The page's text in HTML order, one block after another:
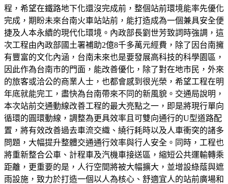
程，希望在鐵路地下化還沒完成前，整個站前環境能率先優化
完成，期盼未來台南火車站站前，能打造成為一個兼具安全便
捷及人本永續的現代化環境。內政部長劉世芳致詞時強調，這
次工程由內政部國土署補助2億8千多萬元經費，除了因台南擁
有豐富的文化內涵，台南未來也是要發展高科技的科學園區，
因此作為台南市的門面，能改善優化，除了對在地市民，外來
的旅客或洽公的商業人士，也都會感到很光榮，希望工程在明
年底就能完工，盡快為台南帶來不同的新風貌。交通局說明，
本次站前交通動線改善工程的最大亮點之一，即是將現行單向
循環的圓環動線，調整為更具效率且可雙向通行的U型道路配
置，將有效改善過去車流交織、繞行耗時以及人車衝突的諸多
問題，大幅提升整體交通通行效率與行人安全。同時，工程也
將重新整合公車、計程車及汽機車接送區，縮短公共運輸轉乘
距離，更重要的是，人行空間將被大幅擴大，並增設綠蔭與遮
雨設施，致力於打造一個以人為核心、舒適宜人的站前廣場和